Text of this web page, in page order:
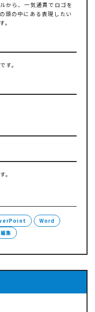
から、一気通貫でロゴを
頭の中にある表現したい
す。
。
Word
編集